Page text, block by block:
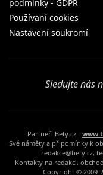
podmínky - GDPR
Používaní cookies
Nastavení soukromí
Sledujte nás
Partneři Bety.cz -
Své náměty a připomínky k
redakce@bety.cz,
Kontakty na redakci,
Copyright © 2009-